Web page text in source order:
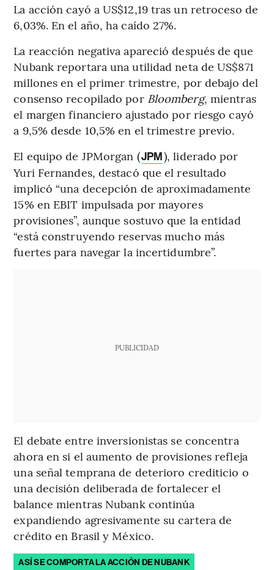
La acción cayó a US$12,19 tras un retroceso de
6,03%. En el año, ha caído 27%.
La reacción negativa apareció después de que
Nubank reportara una utilidad neta de US$871
millones en el primer trimestre, por debajo del
consenso recopilado por Bloomberg, mientras
el margen financiero ajustado por riesgo cayó
a 9,5% desde 10,5% en el trimestre previo.
El equipo de JPMorgan (JPM), liderado por
Yuri Fernandes, destacó que el resultado
implicó “una decepción de aproximadamente
15% en EBIT impulsada por mayores
provisiones”, aunque sostuvo que la entidad
“está construyendo reservas mucho más
fuertes para navegar la incertidumbre”.
PUBLICIDAD
El debate entre inversionistas se concentra
ahora en si el aumento de provisiones refleja
una señal temprana de deterioro crediticio o
una decisión deliberada de fortalecer el
balance mientras Nubank continúa
expandiendo agresivamente su cartera de
crédito en Brasil y México.
ASÍ SE COMPORTA LA ACCIÓN DE NUBANK